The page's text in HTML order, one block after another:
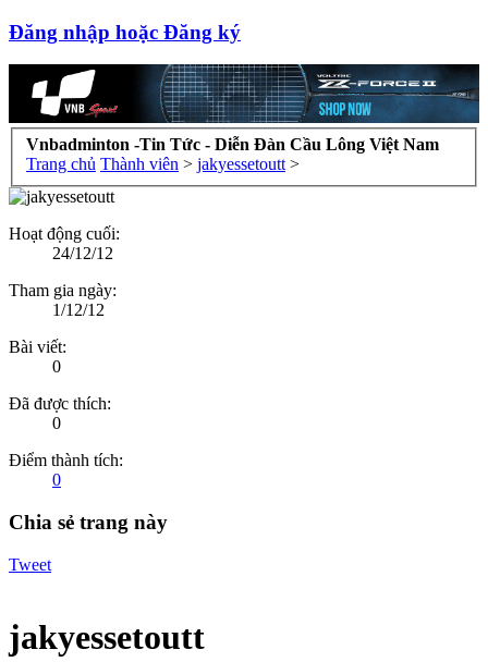
Đăng nhập hoặc Đăng ký
Vnbadminton -Tin Tức - Diễn Đàn Cầu Lông Việt Nam
Trang chủ Thành viên > jakyessetoutt >
Hoạt động cuối:
24/12/12
Tham gia ngày:
1/12/12
Bài viết:
0
Đã được thích:
0
Điểm thành tích:
0
Chia sẻ trang này
Tweet
jakyessetoutt